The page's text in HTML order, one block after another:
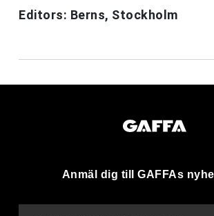
Editors: Berns, Stockholm
Anmäl dig till GAFFAs